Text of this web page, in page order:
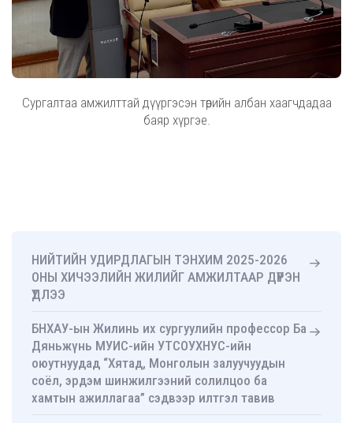
НИЙТИЙН УДИРДЛАГЫН ТЭНХИМ 2025-2026
ОНЫ ХИЧЭЭЛИЙН ЖИЛИЙГ АМЖИЛТААР ДҮҮРЭН
ҮДЛЭЭ
БНХАУ-ын Жилинь их сургуулийн профессор Ба
Дяньжүнь МУИС-ийн УТСОУХНУС-ийн
оюутнуудад “Хятад, Монголын залуучуудын
соёл, эрдэм шинжилгээний солилцоо ба
хамтын ажиллагаа” сэдвээр илтгэл тавив
Сургалтаа амжилттай дүүргэсэн төрийн албан хаагчдадаа
баяр хүргэе.